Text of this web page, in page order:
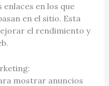
enlaces en los que
en el sitio. Esta
el rendimiento y
mostrar anuncios